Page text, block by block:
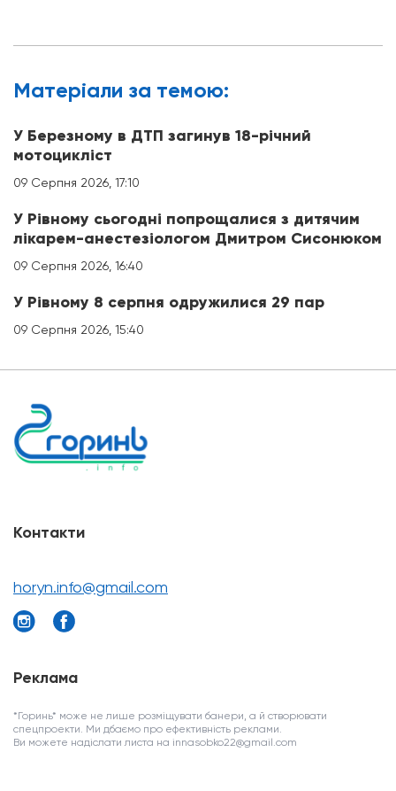
Матерiали за темою:
У Березному в ДТП загинув 18-річний
мотоцикліст
09 Серпня 2026, 17:10
У Рівному сьогодні попрощалися з дитячим
лікарем-анестезіологом Дмитром Сисонюком
09 Серпня 2026, 16:40
У Рівному 8 серпня одружилися 29 пар
09 Серпня 2026, 15:40
Контакти
horyn.info@gmail.com
Реклама
*Горинь* може не лише розміщувати банери, а й створювати
спецпроекти. Ми дбаємо про ефективність реклами.
Ви можете надіслати листа на innasobko22@gmail.com